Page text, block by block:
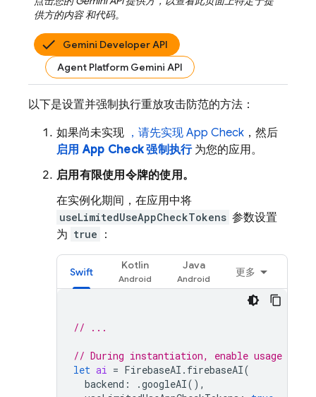
供方的内容 和代码。
Gemini Developer API
Agent Platform Gemini API
以下是设置并强制执行重放攻击防范的方法：
如果尚未实现 ，请先实现 App Check ，然后
启用App Check强制执行为您的应用。
启用有限使用令牌的使用。
在实例化期间，在应用中将
useLimitedUseAppCheckTokens 参数设置
为 true ：
Swift
Kotlin Java
更多
// ...
// During instantiation, enable usage of
let ai = FirebaseAI . firebaseAI(
backend : .googleAI(),